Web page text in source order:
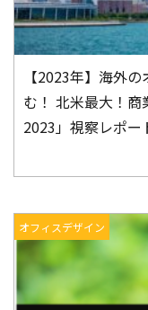
【2023年】海外
む！ 北米最大！
2023」視察レポー
オフィスデザイン